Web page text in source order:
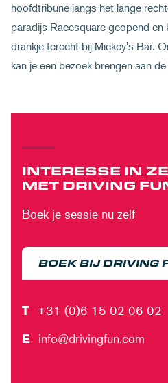
hoofdtribune langs het lange
paradijs Racesquare geopend en
drankje terecht bij Mickey's Bar.
kan je een bezoek brengen aan
INTERESSE IN
MET DRIVING
Boek je sessie nu zelf
BOEK BIJ DRIVING
T +31 (0)6 15 02 06 02
E info@drivingfun.com